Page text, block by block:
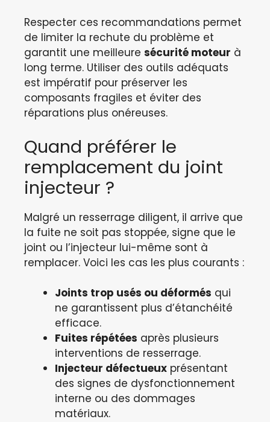
Respecter ces recommandations permet
de limiter la rechute du problème et
garantit une meilleure sécurité moteur à
long terme. Utiliser des outils adéquats
est impératif pour préserver les
composants fragiles et éviter des
réparations plus onéreuses.
Quand préférer le
remplacement du joint
injecteur ?
Malgré un resserrage diligent, il arrive que
la fuite ne soit pas stoppée, signe que le
joint ou l’injecteur lui-même sont à
remplacer. Voici les cas les plus courants :
Joints trop usés ou déformés qui
ne garantissent plus d’étanchéité
efficace.
Fuites répétées après plusieurs
interventions de resserrage.
Injecteur défectueux présentant
des signes de dysfonctionnement
interne ou des dommages
matériaux.